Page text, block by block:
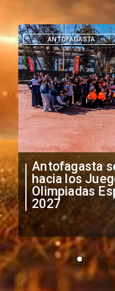
"Falta de
anuncia
irregular de
extranjeros
DEPORTES